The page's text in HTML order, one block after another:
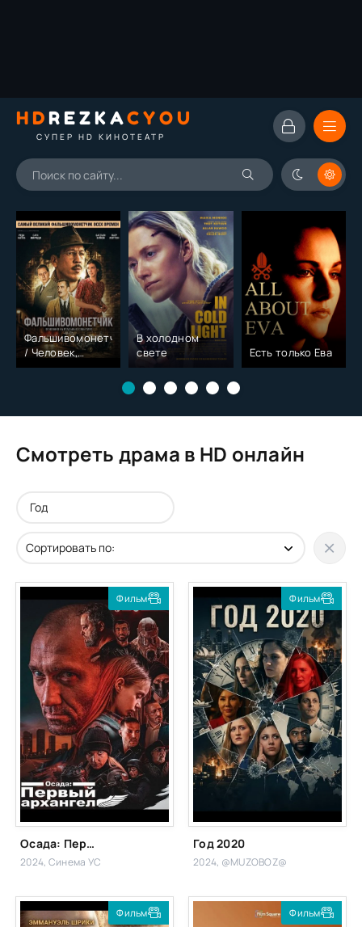
HDREZKACYOU
СУПЕР HD КИНОТЕАТР
Фальшивомонетчик
/ Человек,
который
В холодном
свете
Есть только Ева
Смотреть драма в HD онлайн
Фильм
Осада: Первый архангел
2024, Синема УС
Фильм
Год 2020
2024, @MUZOBOZ@
Фильм Фильм